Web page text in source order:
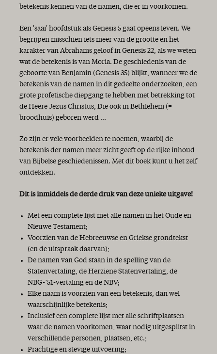
betekenis kennen van de namen, die er in voorkomen.
Een 'saai' hoofdstuk als Genesis 5 gaat opeens leven. We
begrijpen misschien iets meer van de grootte en het
karakter van Abrahams geloof in Genesis 22, als we weten
wat de betekenis is van Moria. De geschiedenis van de
geboorte van Benjamin (Genesis 35) blijkt, wanneer we de
betekenis van de namen in dit gedeelte onderzoeken, een
grote profetische diepgang te hebben met betrekking tot
de Heere Jezus Christus, Die ook in Bethlehem (=
broodhuis) geboren werd ...
Zo zijn er vele voorbeelden te noemen, waarbij de
betekenis der namen meer zicht geeft op de rijke inhoud
van Bijbelse geschiedenissen. Met dit boek kunt u het zelf
ontdekken.
Dit is inmiddels de derde druk van deze unieke uitgave!
Met een complete lijst met alle namen in het Oude en
Nieuwe Testament;
Voorzien van de Hebreeuwse en Griekse grondtekst
(en de uitspraak daarvan);
De namen van God staan in de spelling van de
Statenvertaling, de Herziene Statenvertaling, de
NBG-’51-vertaling en de NBV;
Elke naam is voorzien van een betekenis, dan wel
waarschijnlijke betekenis;
Inclusief een complete lijst met alle schriftplaatsen
waar de namen voorkomen, waar nodig uitgesplitst in
verschillende personen, plaatsen, etc.;
Prachtige en stevige uitvoering;